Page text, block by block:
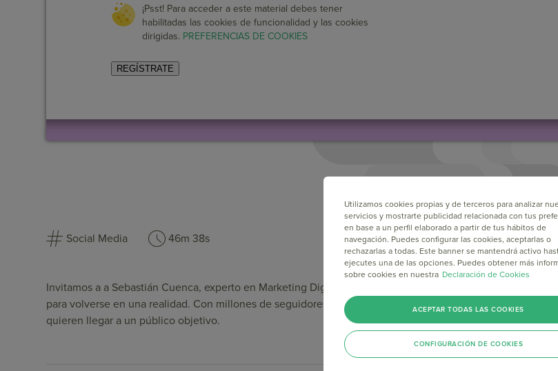
¡Psst! Para acceder a este material debes tener
habilitadas las cookies de funcionalidad y las cookies
dirigidas. PREFERENCIAS DE COOKIES
REGÍSTRATE
Social Media 46m 38s
Invitamos a a Sebastián Cuenca, experto en Marketing Digital y Director en LimaTech, para profundizar
para volverse en una realidad. Con millones de seguidores en todo el mundo,TikTok aporta creatividad,
quieren llegar a un público objetivo.
Utilizamos cookies propias y de terceros para analizar
servicios y mostrarte publicidad relacionada con tus
en base a un perfil elaborado a partir de tus hábitos de
navegación. Puedes configurar las cookies, aceptarlas o
rechazarlas a todas. Este banner se mantendrá activo
ejecutes una de las opciones. Puedes obtener más
sobre cookies en nuestra Declaración de Cookies
ACEPTAR TODAS LAS COOKIES
CONFIGURACIÓN DE COOKIES